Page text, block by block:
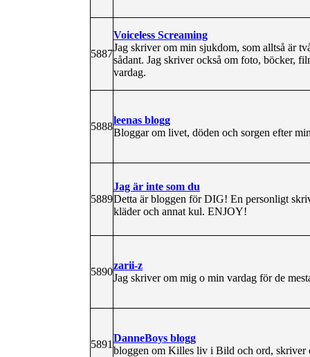
5887
Voiceless Screaming
Jag skriver om min sjukdom, som alltså är
sådant. Jag skriver också om foto, böcker,
vardag.
5888
leenas blogg
Bloggar om livet, döden och sorgen efter
5889
Jag är inte som du
Detta är bloggen för DIG! En personligt
kläder och annat kul. ENJOY!
5890
zarii-z
Jag skriver om mig o min vardag för de
5891
DanneBoys blogg
bloggen om Killes liv i Bild och ord, skriver